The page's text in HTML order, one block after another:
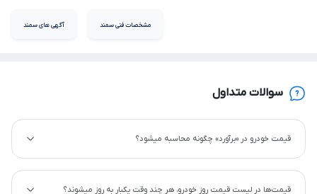
مشخصات فنی سمند آگهی های سمند
سوالات متداول
قیمت خودرو در «برآورد» چگونه محاسبه میشود؟
قیمت‌ها در لیست قیمت روز خودرو، هر چند وقت یکبار به روز میشوند؟